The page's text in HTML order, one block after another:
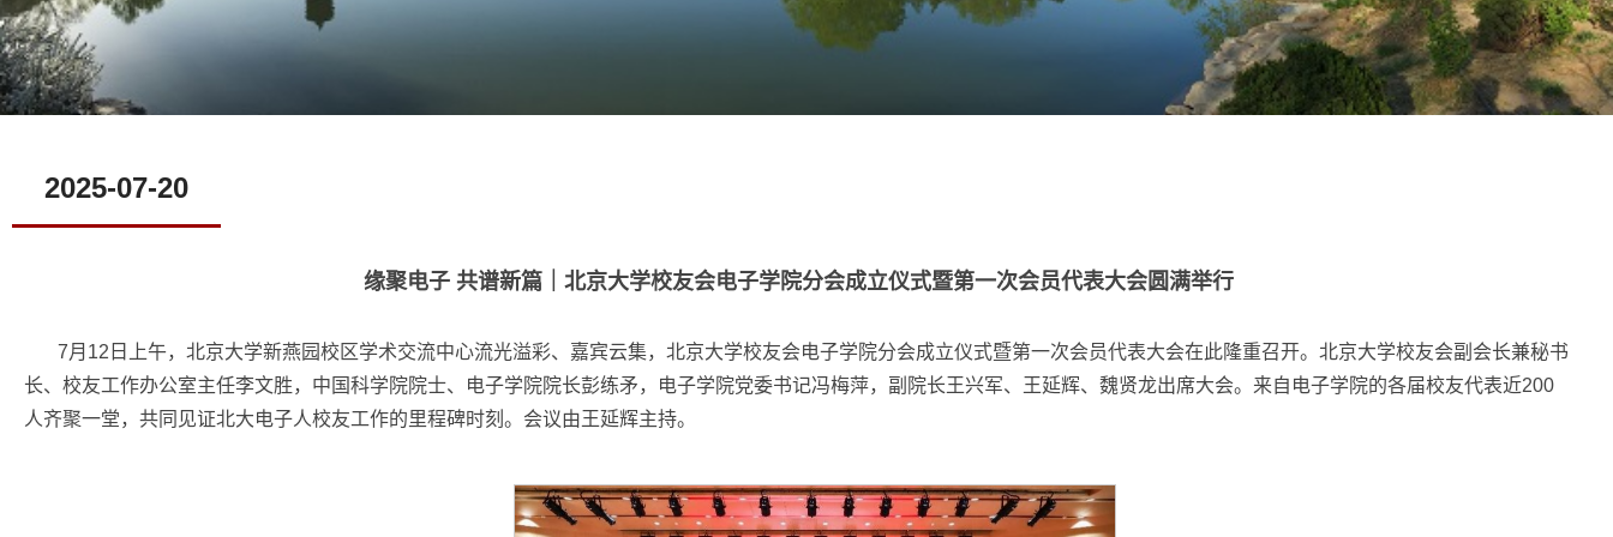
2025-07-20
缘聚电子 共谱新篇｜北京大学校友会电子学院分会成立仪式暨第一次会员代表大会圆满举行
7月12日上午，北京大学新燕园校区学术交流中心流光溢彩、嘉宾云集，北京大学校友会电子学院分会成立仪式暨第一次会员代表大会在此隆重召开。北京大学校友会副会长兼秘书
长、校友工作办公室主任李文胜，中国科学院院士、电子学院院长彭练矛，电子学院党委书记冯梅萍，副院长王兴军、王延辉、魏贤龙出席大会。来自电子学院的各届校友代表近200
人齐聚一堂，共同见证北大电子人校友工作的里程碑时刻。会议由王延辉主持。